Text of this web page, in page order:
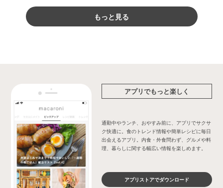
もっと見る
アプリでもっと楽しく
通勤中やランチ、おやすみ前に、アプリでサクサ
ク快適に。食のトレンド情報や簡単レシピに毎日
出会えるアプリ。内食・外食問わず、グルメや料
理、暮らしに関する幅広い情報を楽しめます。
アプリストアでダウンロード